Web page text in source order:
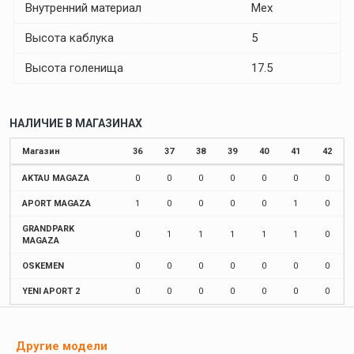
Внутренний материал Мех
Высота каблука 5
Высота голенища 17.5
НАЛИЧИЕ В МАГАЗИНАХ
Магазин 36 37 38 39 40 41 42
AKTAU MAGAZA 0 0 0 0 0 0 0
APORT MAGAZA 1 0 0 0 0 1 0
GRANDPARK
MAGAZA
0 1 1 1 1 1 0
OSKEMEN 0 0 0 0 0 0 0
YENI APORT 2 0 0 0 0 0 0 0
Другие модели